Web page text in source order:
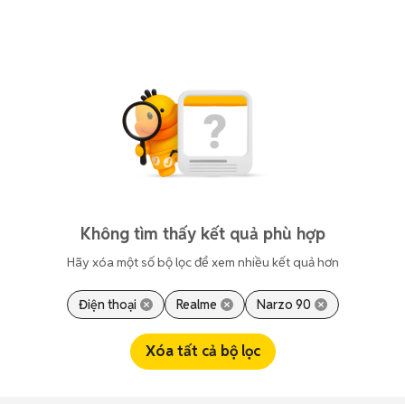
Không tìm thấy kết quả phù hợp
Hãy xóa một số bộ lọc để xem nhiều kết quả hơn
Điện thoại Realme Narzo 90
Xóa tất cả bộ lọc